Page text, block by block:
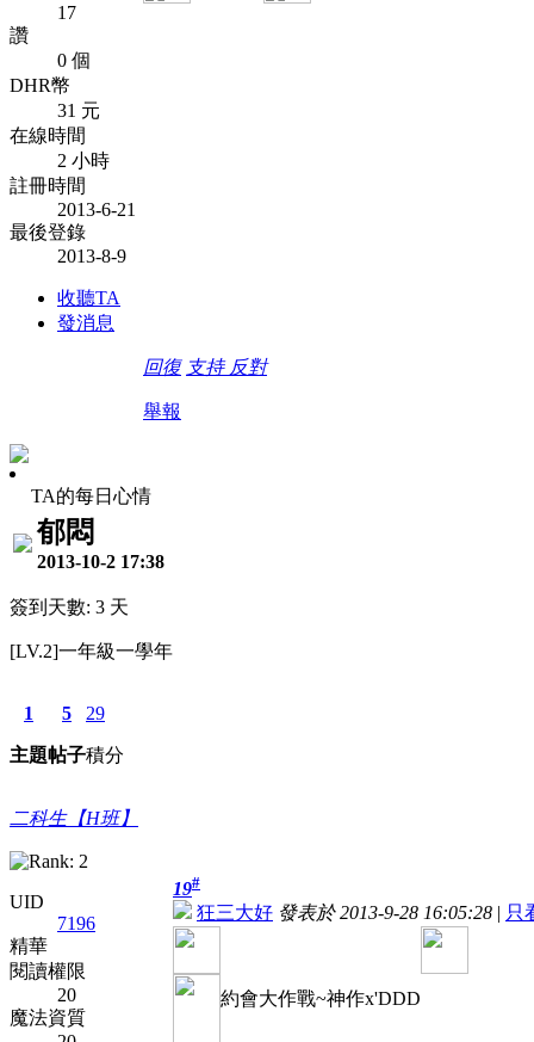
17
讚
0 個
DHR幣
31 元
在線時間
2 小時
註冊時間
2013-6-21
最後登錄
2013-8-9
收聽TA
發消息
回復 支持 反對
舉報
TA的每日心情
郁悶
2013-10-2 17:38
簽到天數: 3 天
[LV.2]一年級一學年
1
主題
5
帖子
29
積分
二科生【H班】
UID
7196
精華
閱讀權限
20
魔法資質
19#
狂三大好 發表於 2013-9-28 16:05:28 | 只
約會大作戰~神作x'DDD